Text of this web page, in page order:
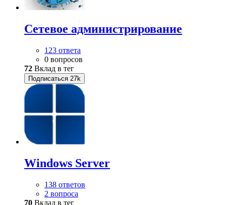
Сетевое администрирование
123 ответа
0 вопросов
72 Вклад в тег
Подписаться 27k
Windows Server
138 ответов
2 вопроса
70 Вклад в тег